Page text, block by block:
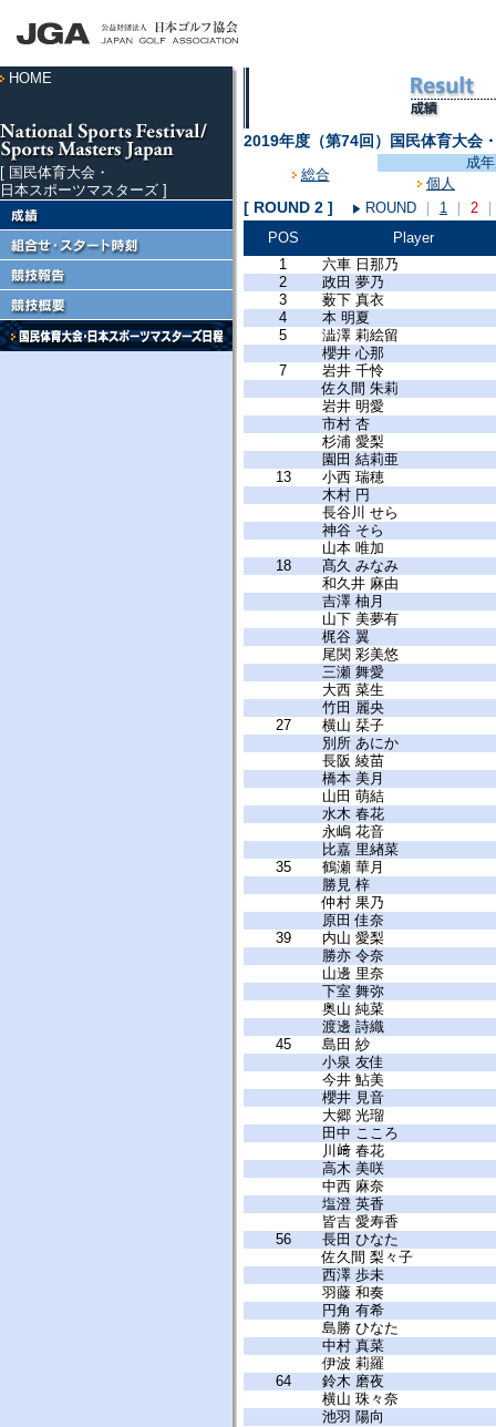
HOME
[ 国民体育大会・
日本スポーツマスターズ ]
2019年度（第74回）国民体育大会
総合
成
個人
[ ROUND 2 ] ROUND ｜ 1 ｜ 2
｜
POS
Player
1
六車 日那乃
2
政田 夢乃
3
薮下 真衣
4
本 明夏
5
澁澤 莉絵留
櫻井 心那
7
岩井 千怜
佐久間 朱莉
岩井 明愛
市村 杏
杉浦 愛梨
園田 結莉亜
13
小西 瑞穂
木村 円
長谷川 せら
神谷 そら
山本 唯加
18
髙久 みなみ
和久井 麻由
吉澤 柚月
山下 美夢有
梶谷 翼
尾関 彩美悠
三瀬 舞愛
大西 菜生
竹田 麗央
27
横山 栞子
別所 あにか
長阪 綾苗
橋本 美月
山田 萌結
水木 春花
永嶋 花音
比嘉 里緖菜
35
鶴瀬 華月
勝見 梓
仲村 果乃
原田 佳奈
39
内山 愛梨
勝亦 令奈
山邊 里奈
下室 舞弥
奥山 純菜
渡邊 詩織
45
島田 紗
小泉 友佳
今井 鮎美
櫻井 見音
大郷 光瑠
田中 こころ
川﨑 春花
高木 美咲
中西 麻奈
塩澄 英香
皆吉 愛寿香
56
長田 ひなた
佐久間 梨々子
西澤 歩未
羽藤 和奏
円角 有希
島勝 ひなた
中村 真菜
伊波 莉羅
64
鈴木 磨夜
横山 珠々奈
池羽 陽向